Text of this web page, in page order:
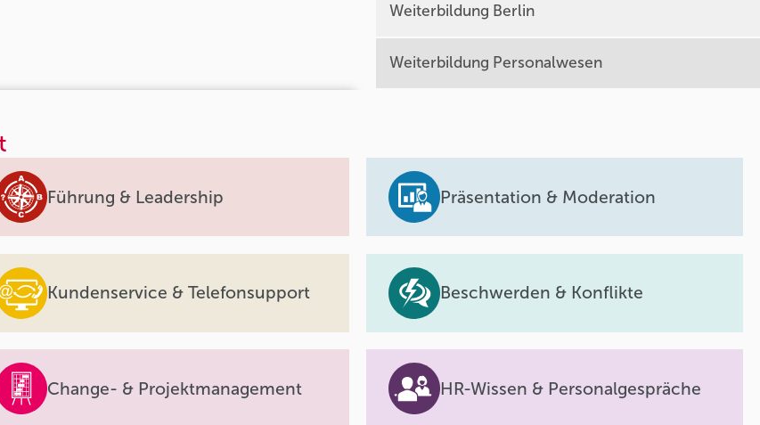
Weiterbildung Berlin
Weiterbildung Personalwesen
Führung & Leadership Präsentation & Moderation
Kundenservice & Telefonsupport Beschwerden & Konflikte
Change- & Projektmanagement HR-Wissen & Personalgespräche